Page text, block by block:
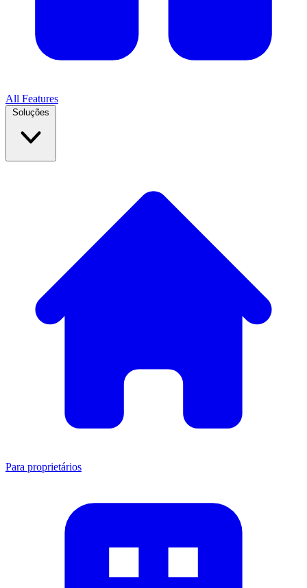
All Features
Para proprietários